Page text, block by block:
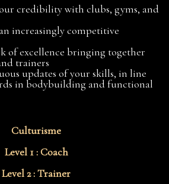
credibility with clubs, gyms, and
increasingly competitive
of excellence bringing together
trainers
updates of your skills, in line
in bodybuilding and functional
Culturisme
Level 1 : Coach
Level 2 : Trainer